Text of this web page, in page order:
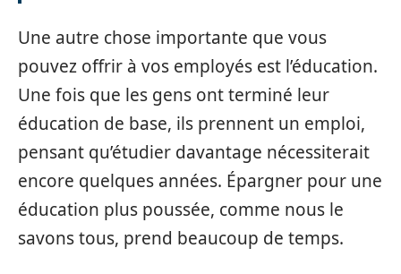
Une autre chose importante que vous
pouvez offrir à vos employés est l’éducation.
Une fois que les gens ont terminé leur
éducation de base, ils prennent un emploi,
pensant qu’étudier davantage nécessiterait
encore quelques années. Épargner pour une
éducation plus poussée, comme nous le
savons tous, prend beaucoup de temps.